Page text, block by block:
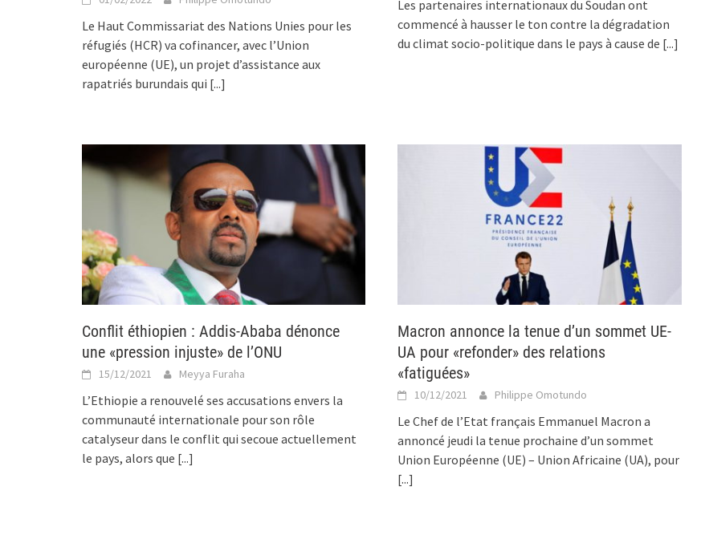
Le Haut Commissariat des Nations Unies pour les
réfugiés (HCR) va cofinancer, avec l’Union
européenne (UE), un projet d’assistance aux
rapatriés burundais qui [...]
Les partenaires internationaux du Soudan ont
commencé à hausser le ton contre la dégradation
du climat socio-politique dans le pays à cause de [...]
Conflit éthiopien : Addis-Ababa dénonce
une «pression injuste» de l’ONU
15/12/2021 Meyya Furaha
L’Ethiopie a renouvelé ses accusations envers la
communauté internationale pour son rôle
catalyseur dans le conflit qui secoue actuellement
le pays, alors que [...]
Macron annonce la tenue d’un sommet UE-
UA pour «refonder» des relations
«fatiguées»
10/12/2021 Philippe Omotundo
Le Chef de l’Etat français Emmanuel Macron a
annoncé jeudi la tenue prochaine d’un sommet
Union Européenne (UE) – Union Africaine (UA), pour
[...]